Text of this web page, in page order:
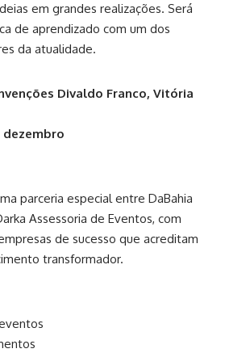
em grandes realizações. Será
de aprendizado com um dos
da atualidade.
Divaldo Franco, Vitória
dezembro
parceria especial entre DaBahia
Assessoria de Eventos, com
de sucesso que acreditam
transformador.